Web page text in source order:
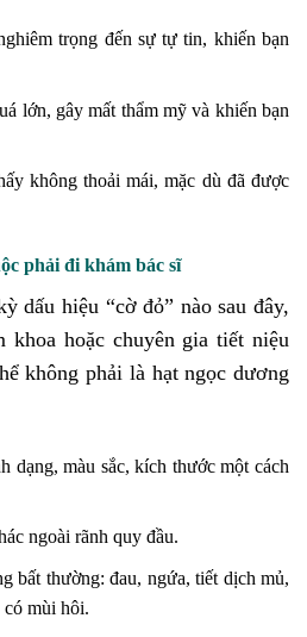
trọng đến sự tự tin, khiến bạn
lớn, gây mất thẩm mỹ và khiến bạn
không thoải mái, mặc dù đã được
phải đi khám bác sĩ
dấu hiệu “cờ đỏ” nào sau đây,
khoa hoặc chuyên gia tiết niệu
không phải là hạt ngọc dương
dạng, màu sắc, kích thước một cách
ngoài rãnh quy đầu.
bất thường: đau, ngứa, tiết dịch mủ,
có mùi hôi.